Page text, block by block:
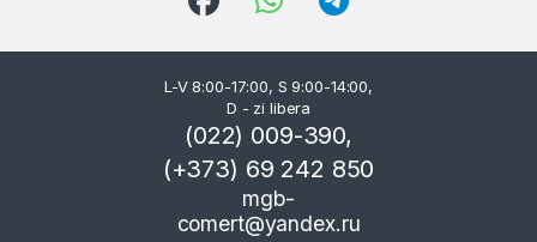
L-V 8:00-17:00, S 9:00-14:00,
D - zi libera
(022) 009-390,
(+373) 69 242 850
mgb-
comert@yandex.ru